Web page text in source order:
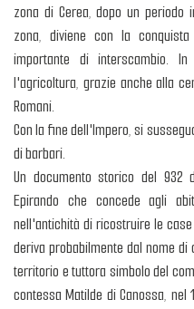
zona di Cerea, dopo un
zona, diviene con la
importante di interscambio.
l'agricoltura, grazie anche alla
Romani.
Con la fine dell'Impero, si
di barbari.
Un documento storico del 932
Epirando che concede agli
nell'antichità di ricostruire le
deriva probabilmente dal nome
territorio e tuttora simbolo del
contessa Matilde di Canossa, nel